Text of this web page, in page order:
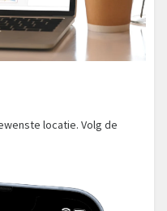
locatie. Volg de